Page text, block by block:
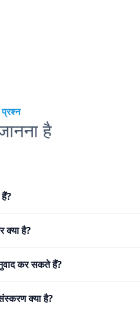
है
हैं?
क्या है?
कर सकते हैं?
संस्करण क्या है?